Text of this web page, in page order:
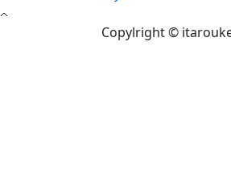
Copylright ©